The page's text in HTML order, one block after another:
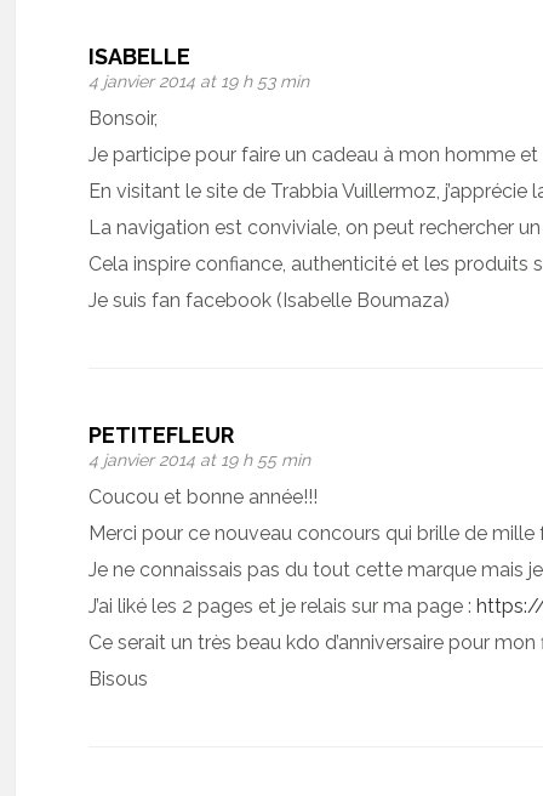
ISABELLE
4 janvier 2014 at 19 h 53 min
Bonsoir,
Je participe pour faire un cadeau à mon homme
En visitant le site de Trabbia Vuillermoz,
La navigation est conviviale, on peut rechercher
Cela inspire confiance, authenticité et les produits
Je suis fan facebook (Isabelle Boumaza)
PETITEFLEUR
4 janvier 2014 at 19 h 55 min
Coucou et bonne année!!!
Merci pour ce nouveau concours qui brille de mille
Je ne connaissais pas du tout cette marque mais
J’ai liké les 2 pages et je relais sur ma page :
Ce serait un très beau kdo d’anniversaire pour mon
Bisous